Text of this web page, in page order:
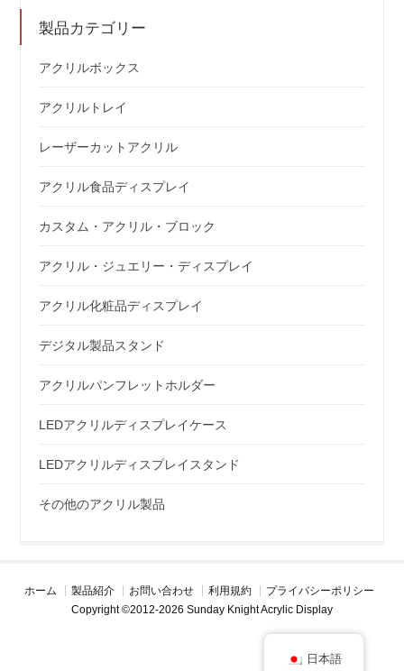
製品カテゴリー
アクリルボックス
アクリルトレイ
レーザーカットアクリル
アクリル食品ディスプレイ
カスタム・アクリル・ブロック
アクリル・ジュエリー・ディスプレイ
アクリル化粧品ディスプレイ
デジタル製品スタンド
アクリルパンフレットホルダー
LEDアクリルディスプレイケース
LEDアクリルディスプレイスタンド
その他のアクリル製品
ホーム 製品紹介 お問い合わせ 利用規約
プライバシーポリシー
Copyright ©2012-2026 Sunday Knight Acrylic Display
日本語